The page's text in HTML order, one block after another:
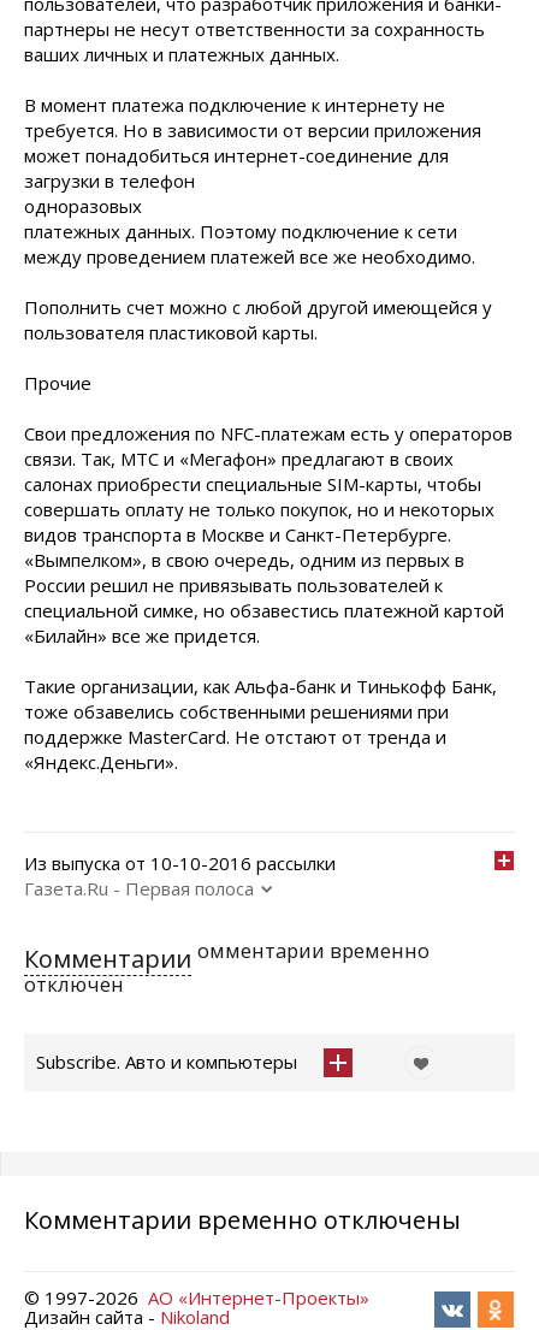
партнеры не несут ответственности за сохранность
ваших личных и платежных данных.
В момент платежа подключение к интернету не
требуется. Но в зависимости от версии приложения
может понадобиться интернет-соединение для
загрузки в телефон
одноразовых
платежных данных. Поэтому подключение к сети
между проведением платежей все же необходимо.
Пополнить счет можно с любой другой имеющейся у
пользователя пластиковой карты.
Прочие
Свои предложения по NFC-платежам есть у операторов
связи. Так, МТС и «Мегафон» предлагают в своих
салонах приобрести специальные SIM-карты, чтобы
совершать оплату не только покупок, но и некоторых
видов транспорта в Москве и Санкт-Петербурге.
«Вымпелком», в свою очередь, одним из первых в
России решил не привязывать пользователей к
специальной симке, но обзавестись платежной картой
«Билайн» все же придется.
Такие организации, как Альфа-банк и Тинькофф Банк,
тоже обзавелись собственными решениями при
поддержке MasterCard. Не отстают от тренда и
«Яндекс.Деньги».
Из выпуска от 10-10-2016 рассылки
Газета.Ru - Первая полоса
Комментарии омментарии временно
отключен
Subscribe. Авто и компьютеры
Комментарии временно отключены
© 1997-2026 АО «Интернет-Проекты»
Дизайн сайта - Nikoland